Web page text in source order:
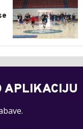
APLIKACIJU